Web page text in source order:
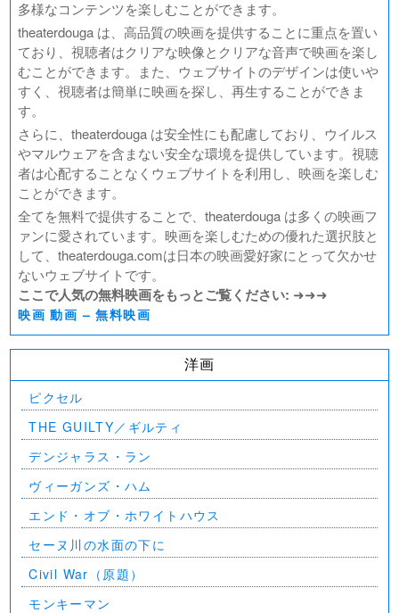
多様なコンテンツを楽しむことができます。
theaterdouga は、高品質の映画を提供することに重点を置い
ており、視聴者はクリアな映像とクリアな音声で映画を楽し
むことができます。また、ウェブサイトのデザインは使いや
すく、視聴者は簡単に映画を探し、再生することができま
す。
さらに、theaterdouga は安全性にも配慮しており、ウイルス
やマルウェアを含まない安全な環境を提供しています。視聴
者は心配することなくウェブサイトを利用し、映画を楽しむ
ことができます。
全てを無料で提供することで、theaterdouga は多くの映画フ
ァンに愛されています。映画を楽しむための優れた選択肢と
して、theaterdouga.comは日本の映画愛好家にとって欠かせ
ないウェブサイトです。
ここで人気の無料映画をもっとご覧ください: ➜➜➜
映画 動画 – 無料映画
洋画
ピクセル
THE GUILTY／ギルティ
デンジャラス・ラン
ヴィーガンズ・ハム
エンド・オブ・ホワイトハウス
セーヌ川の水面の下に
Civil War（原題）
モンキーマン